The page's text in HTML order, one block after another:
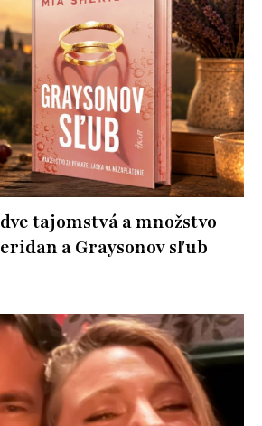
tajomstvá a množstvo
a Graysonov sľub